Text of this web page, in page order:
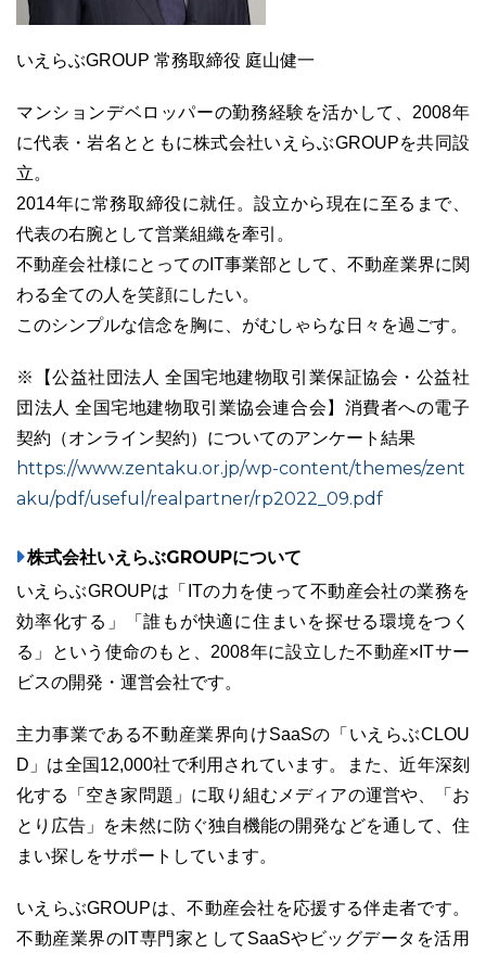
いえらぶGROUP 常務取締役 庭山健一
マンションデベロッパーの勤務経験を活かして、2008年
に代表・岩名とともに株式会社いえらぶGROUPを共同設
立。
2014年に常務取締役に就任。設立から現在に至るまで、
代表の右腕として営業組織を牽引。
不動産会社様にとってのIT事業部として、不動産業界に関
わる全ての人を笑顔にしたい。
このシンプルな信念を胸に、がむしゃらな日々を過ごす。
※【公益社団法人 全国宅地建物取引業保証協会・公益社
団法人 全国宅地建物取引業協会連合会】消費者への電子
契約（オンライン契約）についてのアンケート結果
https://www.zentaku.or.jp/wp-content/themes/zent
aku/pdf/useful/realpartner/rp2022_09.pdf
株式会社いえらぶGROUPについて
いえらぶGROUPは「ITの力を使って不動産会社の業務を
効率化する」「誰もが快適に住まいを探せる環境をつく
る」という使命のもと、2008年に設立した不動産×ITサー
ビスの開発・運営会社です。
主力事業である不動産業界向けSaaSの「いえらぶCLOU
D」は全国12,000社で利用されています。また、近年深刻
化する「空き家問題」に取り組むメディアの運営や、「お
とり広告」を未然に防ぐ独自機能の開発などを通して、住
まい探しをサポートしています。
いえらぶGROUPは、不動産会社を応援する伴走者です。
不動産業界のIT専門家としてSaaSやビッグデータを活用